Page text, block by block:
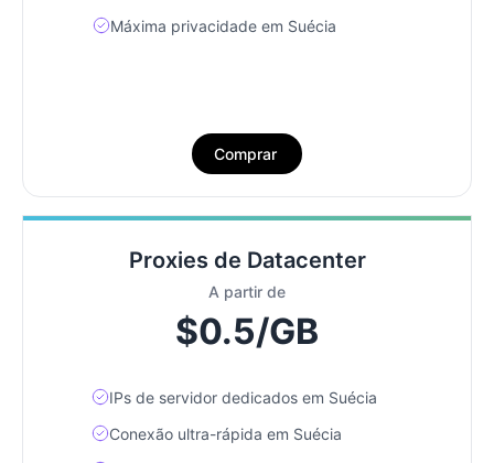
Máxima privacidade em Suécia
Comprar
Proxies de Datacenter
A partir de
$0.5/GB
IPs de servidor dedicados em Suécia
Conexão ultra-rápida em Suécia